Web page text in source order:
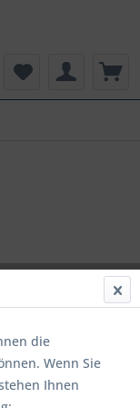
die
Wenn Sie
Ihnen